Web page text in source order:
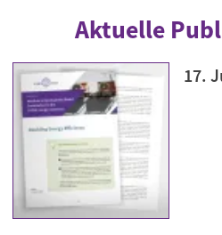
Aktuelle
17.